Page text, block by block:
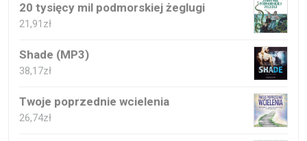
20 tysięcy mil podmorskiej żeglugi
21,91 zł
Shade (MP3)
38,17zł
Twoje poprzednie wcielenia
26,74zł